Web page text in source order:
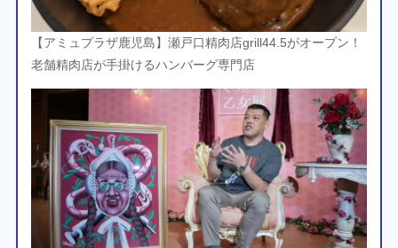
【アミュプラザ鹿児島】瀬戸口精肉店grill44.5がオープン！
老舗精肉店が手掛けるハンバーグ専門店